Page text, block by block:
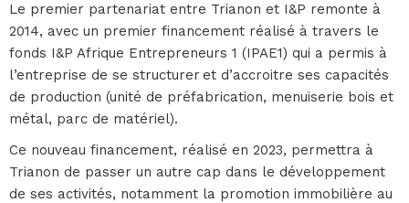
Le premier partenariat entre Trianon et I&P remonte à
2014, avec un premier financement réalisé à travers le
fonds I&P Afrique Entrepreneurs 1 (IPAE1) qui a permis à
l’entreprise de se structurer et d’accroitre ses capacités
de production (unité de préfabrication, menuiserie bois et
métal, parc de matériel).
Ce nouveau financement, réalisé en 2023, permettra à
Trianon de passer un autre cap dans le développement
de ses activités, notamment la promotion immobilière au